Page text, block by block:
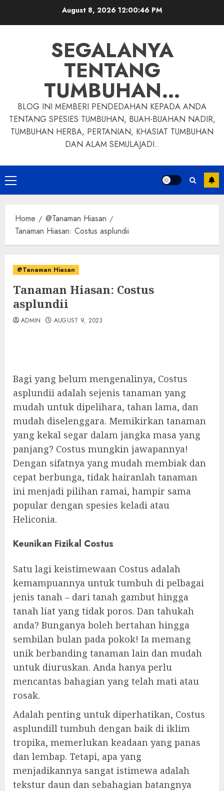
August 8, 202612:00:47 PM
SEGALANYA
TENTANG
TUMBUHAN…
BLOG INI MEMBERI PENDEDAHAN KEPADA ANDA
TENTANG SPESIES TUMBUHAN, BUAH-BUAHAN NADIR,
TUMBUHAN HERBA, PERTANIAN, KHASIAT TUMBUHAN
DAN ALAM SEMULAJADI..
Primary
Menu
Home
@Tanaman Hiasan
Tanaman Hiasan: Costus asplundii
@Tanaman Hiasan
Tanaman Hiasan: Costus
asplundii
ADMIN AUGUST 9, 2023
Bagi yang belum mengenalinya, Costus
asplundii adalah sejenis tanaman yang
mudah untuk dipelihara, tahan lama, dan
mudah diselenggara. Memikirkan tanaman
yang kekal segar dalam jangka masa yang
panjang? Costus mungkin jawapannya!
Dengan sifatnya yang mudah membiak dan
cepat berbunga, tidak hairanlah tanaman
ini menjadi pilihan ramai, hampir sama
popular dengan spesies keladi atau
Heliconia.
Keunikan Fizikal Costus
Satu lagi keistimewaan Costus adalah
kemampuannya untuk tumbuh di pelbagai
jenis tanah – dari tanah gambut hingga
tanah liat yang tidak poros. Dan tahukah
anda? Bunganya boleh bertahan hingga
sembilan bulan pada pokok! Ia memang
unik berbanding tanaman lain dan mudah
untuk diuruskan. Anda hanya perlu
mencantas bahagian yang telah mati atau
rosak.
Adalah penting untuk diperhatikan, Costus
asplundill tumbuh dengan baik di iklim
tropika, memerlukan keadaan yang panas
dan lembap. Tetapi, apa yang
menjadikannya sangat istimewa adalah
tekstur daun dan sebahagian batangnya